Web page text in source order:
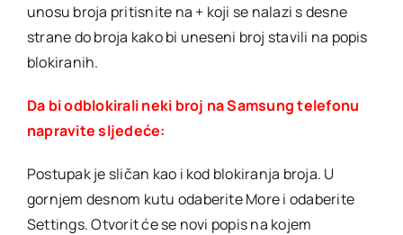
unosu broja pritisnite na + koji se nalazi s desne
strane do broja kako bi uneseni broj stavili na popis
blokiranih.
Da bi odblokirali neki broj na Samsung telefonu
napravite sljedeće:
Postupak je sličan kao i kod blokiranja broja. U
gornjem desnom kutu odaberite More i odaberite
Settings. Otvorit će se novi popis na kojem